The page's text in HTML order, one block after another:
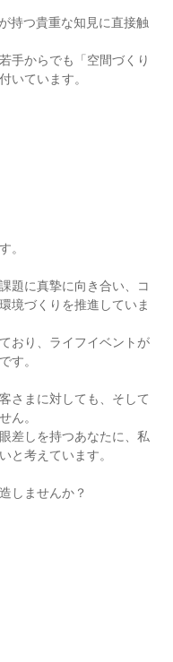
持つ貴重な知見に直接触
手からでも「空間づくり
いています。
。
題に真摯に向き合い、コ
境づくりを推進していま
おり、ライフイベントが
す。
さまに対しても、そして
ん。
差しを持つあなたに、私
と考えています。
しませんか？